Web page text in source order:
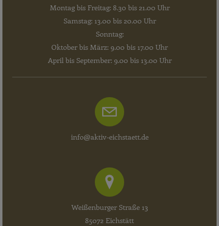
Montag bis Freitag: 8.30 bis 21.00 Uhr
Samstag: 13.00 bis 20.00 Uhr
Sonntag:
Oktober bis März: 9.00 bis 17.00 Uhr
April bis September: 9.00 bis 13.00 Uhr
info@aktiv-eichstaett.de
Weißenburger Straße 13
85072 Eichstätt